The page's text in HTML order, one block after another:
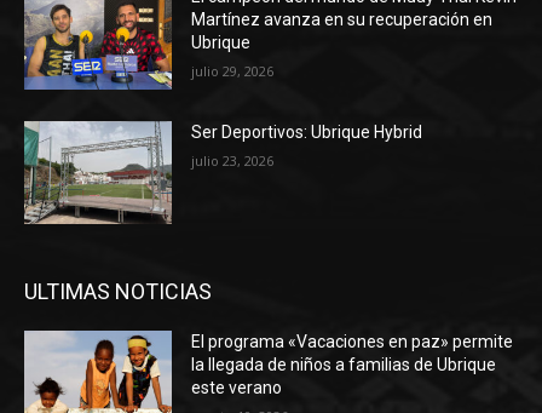
Martínez avanza en su recuperación en
Ubrique
julio 29, 2026
Ser Deportivos: Ubrique Hybrid
julio 23, 2026
ULTIMAS NOTICIAS
El programa «Vacaciones en paz» permite
la llegada de niños a familias de Ubrique
este verano